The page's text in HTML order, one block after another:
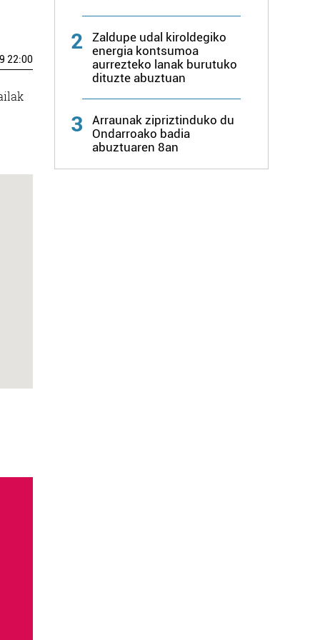
22:00
2
Zaldupe udal kiroldegiko
energia kontsumoa
aurrezteko lanak burutuko
dituzte abuztuan
3
Arraunak zipriztinduko du
Ondarroako badia
abuztuaren 8an